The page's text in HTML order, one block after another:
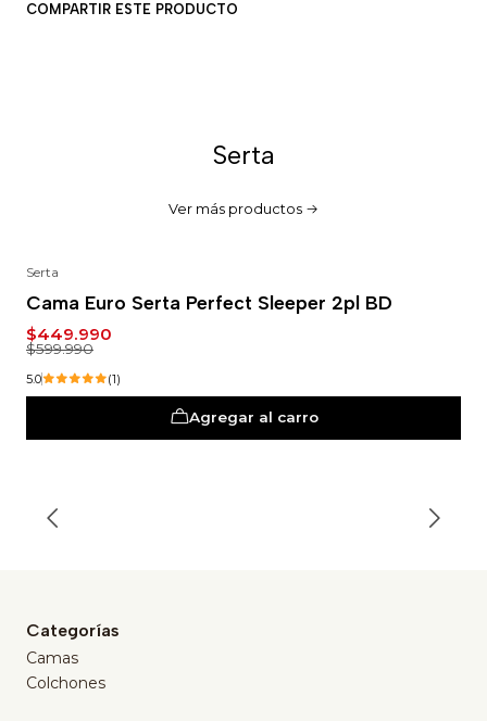
iCOMPARTIR ESTE PRODUCTO
Serta
Ver más productos
Serta
Cama Euro Serta Perfect Sleeper 2pl BD
$449.990
$599.990
5.0 (1)
Agregar al carro
Categorías
Camas
Colchones